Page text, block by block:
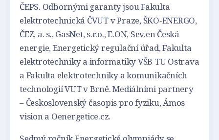
ČEPS. Odbornými garanty jsou Fakulta
elektrotechnická ČVUT v Praze, ŠKO-ENERGO,
ČEZ, a. s., GasNet, s.r.o., E.ON, Sev.en Česká
energie, Energetický regulační úřad, Fakulta
elektrotechniky a informatiky VŠB TU Ostrava
a Fakulta elektrotechniky a komunikačních
technologií VUT v Brně. Mediálními partnery
– Československý časopis pro fyziku, Ámos
vision a Oenergetice.cz.